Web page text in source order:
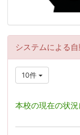
システムによる
10件
本校の現在の状